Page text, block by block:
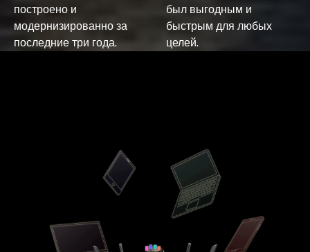
построено и
модернизированно за
последние три года.
был выгодным и
быстрым для любых
целей.